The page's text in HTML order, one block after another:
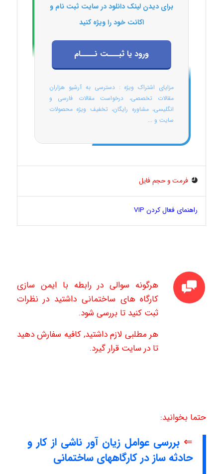
برای دیدن لینک دانلود در سایت ثبت نام و
اکانت خود را ویژه کنید
ورود یا ثبـــت نــــام
مزایای اشتراک ویژه : دسترسی به آرشیو هزاران
مقالات تخصصی، درخواست مقالات فارسی و
انگلیسی، مشاوره رایگان، تخفیف ویژه محصولات
سایت و ...
فرمت و حجم فایل
راهنمای فعال کردن VIP
هرگونه سوالی در رابطه با ایمن سازی
کارگاه های ساختمانی داشتید در نظرات
ثبت کنید تا بررسی شود.
هر مطلبی لازم داشتید, کافیه سفارش دهید
تا در سایت قرار گیرد.
حتما بخوانید:
⇐ بررسی عوامل زیان آور ناشی از کار و
حادثه ساز در کارگاههای ساختمانی